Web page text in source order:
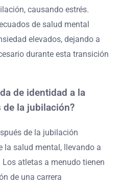
causando estrés.
de salud mental
elevados, dejando a
durante esta transición
de identidad a la
de la jubilación?
de la jubilación
salud mental, llevando a
atletas a menudo tienen
de una carrera